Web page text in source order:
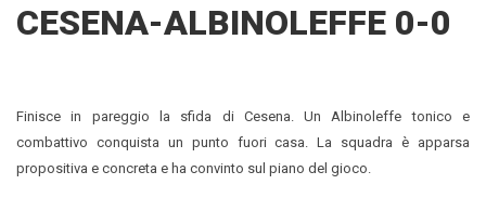
CESENA-ALBINOLEFFE 0-0
Finisce in pareggio la sfida di Cesena. Un Albinoleffe tonico e
combattivo conquista un punto fuori casa. La squadra è apparsa
propositiva e concreta e ha convinto sul piano del gioco.